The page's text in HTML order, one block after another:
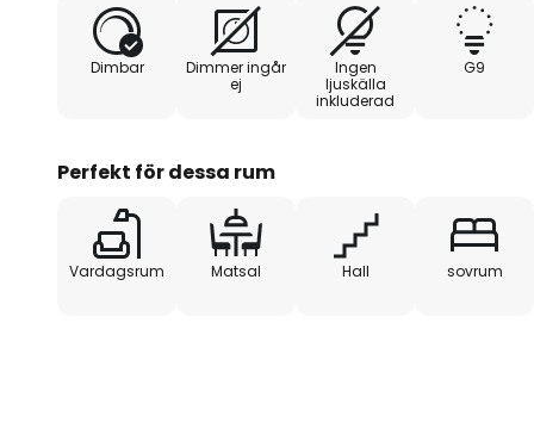
för att skapa önskad stämning. Tillverkad i
och design, vilket gör den till ett perfekt val för
Dimbar
Dimmer ingår
ej
Ingen
ljuskälla
inkluderad
G9
Perfekt för dessa rum
Vardagsrum Matsal Hall sovrum